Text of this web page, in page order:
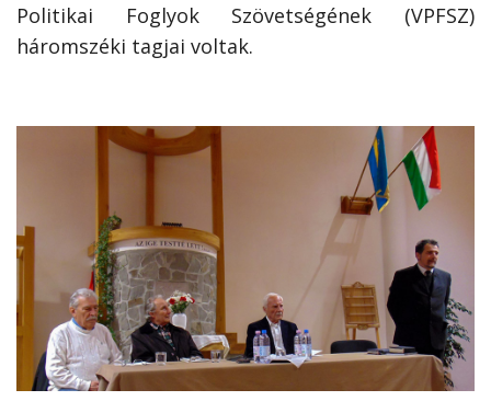
Politikai Foglyok Szövetségének (VPFSZ)
háromszéki tagjai voltak.